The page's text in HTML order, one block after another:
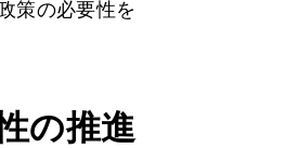
策の必要性を
の推進